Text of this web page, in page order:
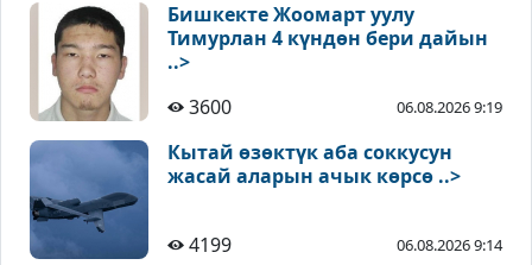
Бишкекте Жоомарт уулу
Тимурлан 4 күндөн бери дайын
..>
3600
06.08.2026 9:19
Кытай өзөктүк аба соккусун
жасай аларын ачык көрсө ..>
4199 06.08.2026 9:14